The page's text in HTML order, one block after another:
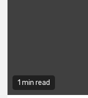
1 min read